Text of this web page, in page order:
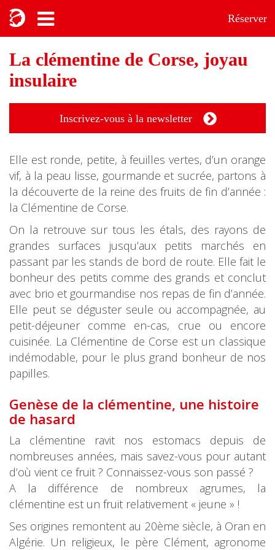
Réserver
La clémentine de Corse, joyau
insulaire
Inscrivez-vous à la newsletter
Elle est ronde, petite, à feuilles vertes, d’un orange
vif, à la peau lisse, gourmande et sucrée, partons à
la découverte de la reine des fruits de fin d’année :
la Clémentine de Corse.
On la retrouve sur tous les étals, des rayons de
grandes surfaces jusqu’aux petits marchés en
passant par les stands de bord de route. Elle fait le
bonheur des petits comme des grands et conclut
avec brio et gourmandise nos repas de fin d’année.
Elle peut se déguster seule ou accompagnée, au
petit-déjeuner comme en-cas, crue ou encore
cuisinée. La Clémentine de Corse est un classique
indémodable, pour le plus grand bonheur de nos
papilles.
Genèse de la clémentine, une histoire
de hasard
La clémentine ravit nos estomacs depuis de
nombreuses années, mais savez-vous pour autant
d’où vient ce fruit ? Connaissez-vous son passé ?
A la différence de nombreux agrumes, la
clémentine est un fruit relativement « jeune » !
Ses origines remontent au 20ème siècle, à Oran en
Algérie. Un religieux, le père Clément, agronome